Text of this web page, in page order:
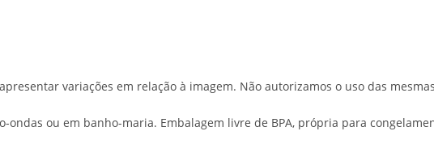
variações em relação à imagem. Não autorizamos o uso das
ou em banho-maria. Embalagem livre de BPA, própria para